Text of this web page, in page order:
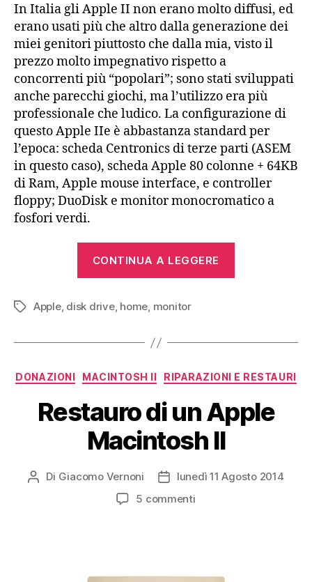
In Italia gli Apple II non erano molto diffusi, ed
erano usati più che altro dalla generazione dei
miei genitori piuttosto che dalla mia, visto il
prezzo molto impegnativo rispetto a
concorrenti più “popolari”; sono stati sviluppati
anche parecchi giochi, ma l’utilizzo era più
professionale che ludico. La configurazione di
questo Apple IIe è abbastanza standard per
l’epoca: scheda Centronics di terze parti (ASEM
in questo caso), scheda Apple 80 colonne + 64KB
di Ram, Apple mouse interface, e controller
floppy; DuoDisk e monitor monocromatico a
fosfori verdi.
CONTINUA A LEGGERE
Tag Apple, disk drive, home, monitor
Categorie
DONAZIONI MACINTOSH II RIPARAZIONI E RESTAURI
Restauro di un Apple
Macintosh II
Autore
Di Giacomo Vernoni
Data
dell'articolo
lunedì 11 Agosto 2014
5 commentisu
Macintosh